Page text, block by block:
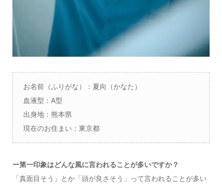
お名前（ふりがな）：夏向（かなた）
血液型：A型
出身地：熊本県
現在のお住まい：東京都
ー第一印象はどんな風に言われることが多いですか？
「真面目そう」とか「頭が良さそう」って言われることが多い